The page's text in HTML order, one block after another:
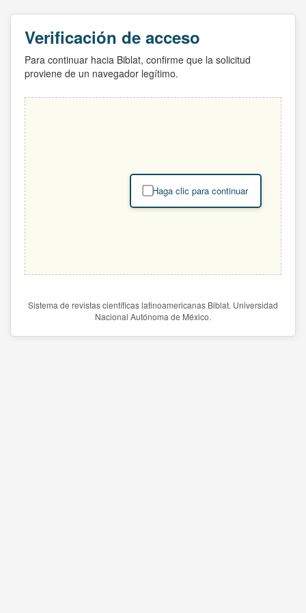
Verificación de acceso
Para continuar hacia Biblat, confirme que la solicitud
proviene de un navegador legítimo.
Haga clic para continuar
Sistema de revistas científicas latinoamericanas Biblat. Universidad
Nacional Autónoma de México.